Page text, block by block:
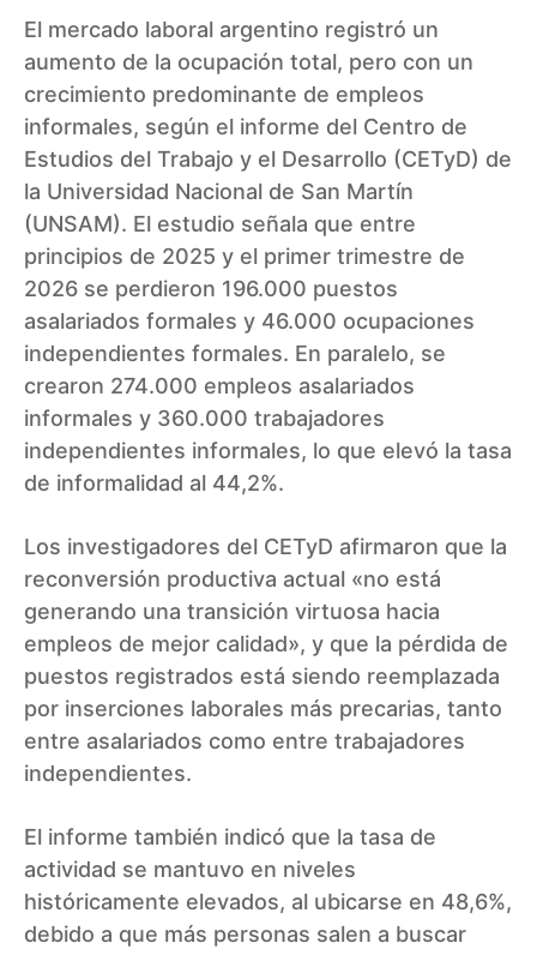
El mercado laboral argentino registró un
aumento de la ocupación total, pero con un
crecimiento predominante de empleos
informales, según el informe del Centro de
Estudios del Trabajo y el Desarrollo (CETyD) de
la Universidad Nacional de San Martín
(UNSAM). El estudio señala que entre
principios de 2025 y el primer trimestre de
2026 se perdieron 196.000 puestos
asalariados formales y 46.000 ocupaciones
independientes formales. En paralelo, se
crearon 274.000 empleos asalariados
informales y 360.000 trabajadores
independientes informales, lo que elevó la tasa
de informalidad al 44,2%.
Los investigadores del CETyD afirmaron que la
reconversión productiva actual «no está
generando una transición virtuosa hacia
empleos de mejor calidad», y que la pérdida de
puestos registrados está siendo reemplazada
por inserciones laborales más precarias, tanto
entre asalariados como entre trabajadores
independientes.
El informe también indicó que la tasa de
actividad se mantuvo en niveles
históricamente elevados, al ubicarse en 48,6%,
debido a que más personas salen a buscar